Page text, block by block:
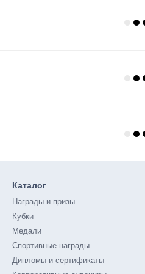
Каталог
Награды и призы
Кубки
Медали
Спортивные награды
Дипломы и сертификаты